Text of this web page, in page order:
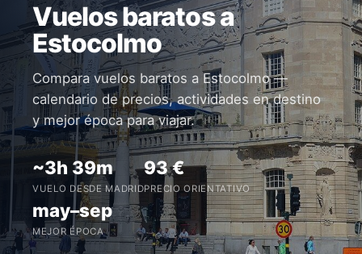
Vuelos baratos a
Estocolmo
Compara vuelos baratos a Estocolmo —
calendario de precios, actividades en destino
y mejor época para viajar.
~3h 39m
VUELO DESDE MADRID
93 €
PRECIO ORIENTATIVO
may–sep
MEJOR ÉPOCA